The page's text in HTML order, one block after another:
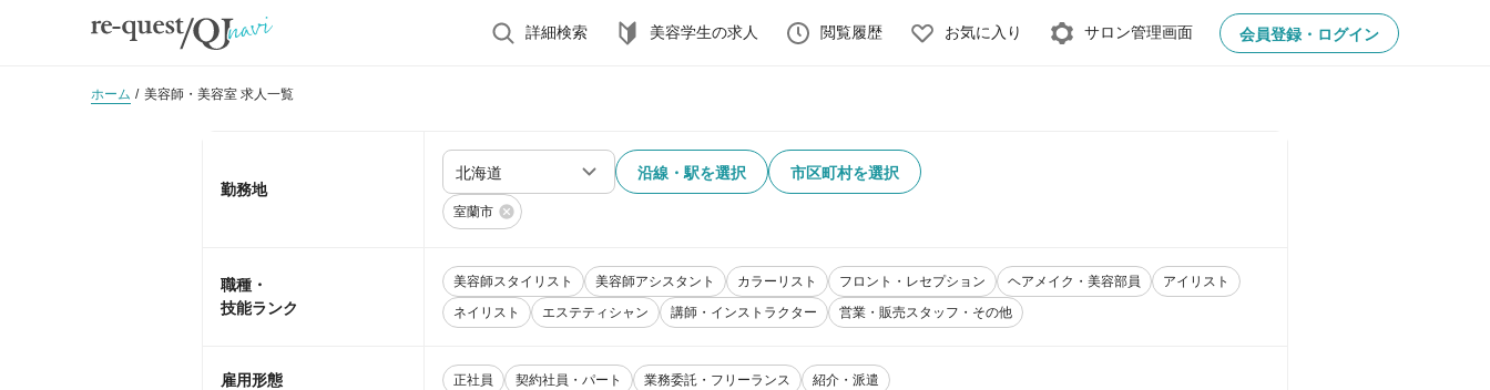
詳細検索 美容学生の求人 閲覧履歴 お気に入り サロン管理画面 会員登録・ログイン
ホーム 美容師・美容室 求人一覧
勤務地
沿線・駅を選択 市区町村を選択
室蘭市
職種・
技能ランク
美容師スタイリスト 美容師アシスタント カラーリスト フロント・レセプション ヘアメイク・美容部員
アイリスト
ネイリスト
エステティシャン 講師・インストラクター 営業・販売スタッフ・その他
雇用形態 正社員 契約社員・パート 業務委託・フリーランス 紹介・派遣